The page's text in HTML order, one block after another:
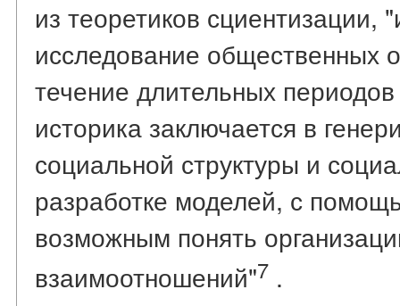
из теоретиков сциентизации,
исследование общественных
течение длительных
историка заключается в
социальной структуры и
разработке моделей, с
возможным понять
взаимоотношений"7 .